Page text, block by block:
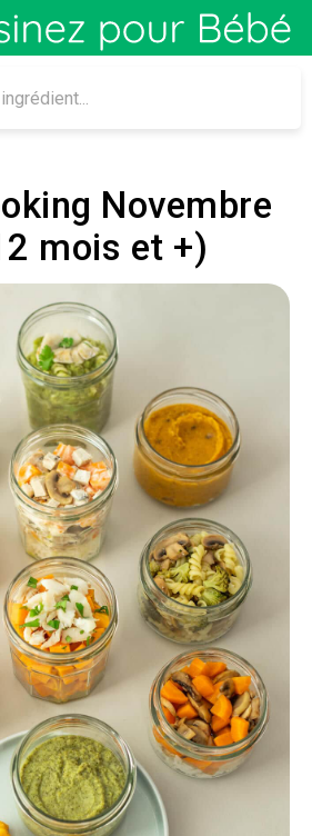
Novembre
mois et +)